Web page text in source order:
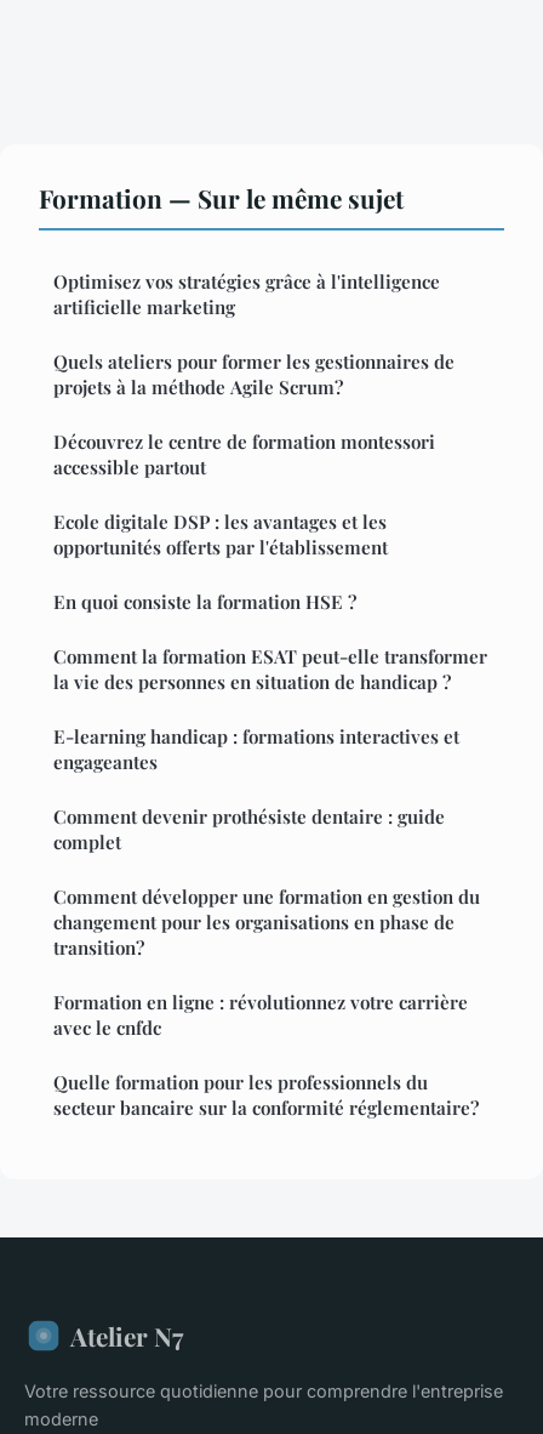
Formation — Sur le même sujet
Optimisez vos stratégies grâce à l'intelligence
artificielle marketing
Quels ateliers pour former les gestionnaires de
projets à la méthode Agile Scrum?
Découvrez le centre de formation montessori
accessible partout
Ecole digitale DSP : les avantages et les
opportunités offerts par l'établissement
En quoi consiste la formation HSE ?
Comment la formation ESAT peut-elle transformer
la vie des personnes en situation de handicap ?
E-learning handicap : formations interactives et
engageantes
Comment devenir prothésiste dentaire : guide
complet
Comment développer une formation en gestion du
changement pour les organisations en phase de
transition?
Formation en ligne : révolutionnez votre carrière
avec le cnfdc
Quelle formation pour les professionnels du
secteur bancaire sur la conformité réglementaire?
Atelier N7
Votre ressource quotidienne pour comprendre l'entreprise
moderne